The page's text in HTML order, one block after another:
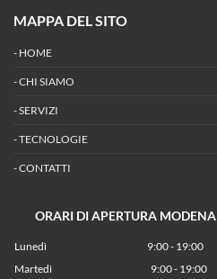
MAPPA DEL SITO
- HOME
-CHI SIAMO
-SERVIZI
-TECNOLOGIE
-CONTATTI
ORARI DI APERTURA MODENA
Lunedì 9:00 - 19:00
Martedì 9:00 - 19:00